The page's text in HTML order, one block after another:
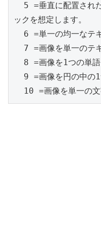
ックを想定します。
10 =画像を単一の